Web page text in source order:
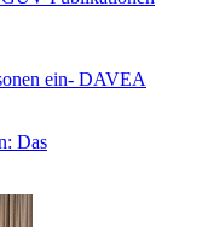
ein- DAVEA
Das